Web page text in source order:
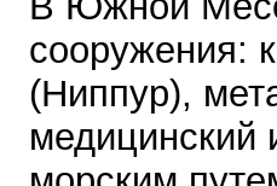
сооружения:
(Ниппур),
медицинский